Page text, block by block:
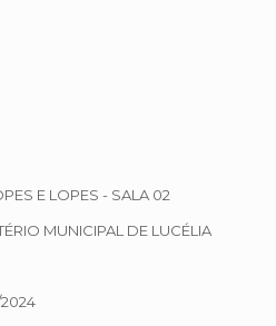
E LOPES - SALA 02
MUNICIPAL DE LUCÉLIA